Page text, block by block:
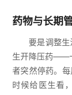
药物与长期
要是调整
生开降压药——
者突然停药。
时候给医生看